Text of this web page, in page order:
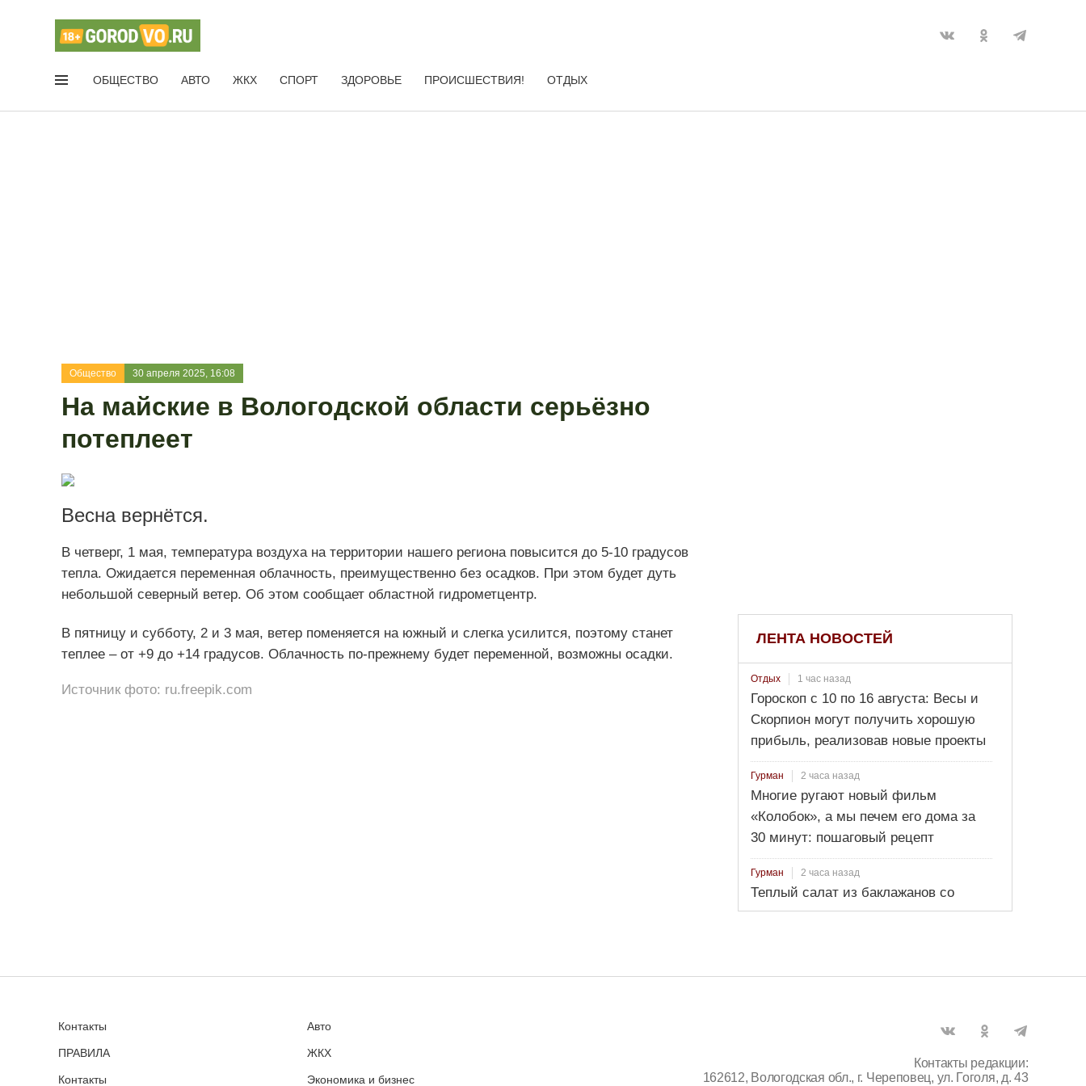
ОБЩЕСТВО АВТО ЖКХ СПОРТ ЗДОРОВЬЕ ПРОИСШЕСТВИЯ! ОТДЫХ
Общество 30 апреля 2025, 16:08
На майские в Вологодской области серьёзно
потеплеет
Весна вернётся.
В четверг, 1 мая, температура воздуха на территории нашего региона повысится до 5-10 градусов
тепла. Ожидается переменная облачность, преимущественно без осадков. При этом будет дуть
небольшой северный ветер. Об этом сообщает областной гидрометцентр.
В пятницу и субботу, 2 и 3 мая, ветер поменяется на южный и слегка усилится, поэтому станет
теплее – от +9 до +14 градусов. Облачность по-прежнему будет переменной, возможны осадки.
Источник фото: ru.freepik.com
ЛЕНТА НОВОСТЕЙ
Отдых 1 час назад
Гороскоп с 10 по 16 августа: Весы и
Скорпион могут получить хорошую
прибыль, реализовав новые проекты
Гурман 2 часа назад
Многие ругают новый фильм
«Колобок», а мы печем его дома за
30 минут: пошаговый рецепт
Гурман 2 часа назад
Теплый салат из баклажанов со
сметанно-чесночным соусом: рецепт
Контакты
ПРАВИЛА
Контакты
Авто
ЖКХ
Экономика и бизнес
Контакты редакции:
162612, Вологодская обл., г. Череповец, ул. Гоголя, д. 43